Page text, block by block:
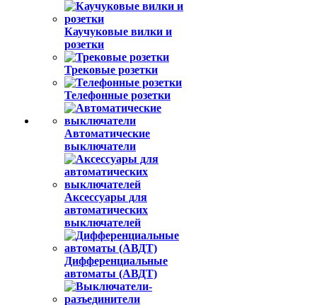
Каучуковые вилки и
розетки
Трековые розетки
Телефонные розетки
Автоматические
выключатели
Аксессуары для
автоматических
выключателей
Дифференциальные
автоматы (АВДТ)